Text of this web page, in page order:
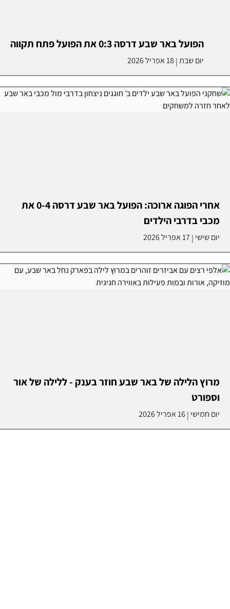
הפועל באר שבע דרסה 0:3 את הפועל פתח תקווה
יום שבת|18 אפריל 2026
אחרי הפוגה ארוכה: הפועל באר שבע דרסה 0-4 את
מכבי בדרבי הילדים
יום שישי |17 אפריל 2026
מרוץ הלילה של באר שבע חוזר בענק - ללילה של אור
וספורט
יום חמישי |16 אפריל 2026